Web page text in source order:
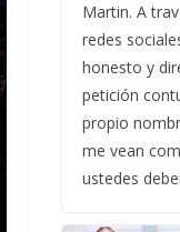
Martin. A
redes
honesto y
petición
propio
me vean
ustedes